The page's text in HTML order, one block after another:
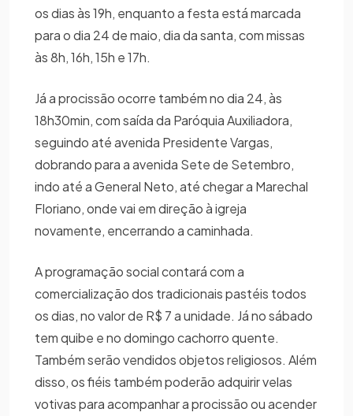
os dias às 19h, enquanto a festa está marcada
para o dia 24 de maio, dia da santa, com missas
às 8h, 16h, 15h e 17h.
Já a procissão ocorre também no dia 24, às
18h30min, com saída da Paróquia Auxiliadora,
seguindo até avenida Presidente Vargas,
dobrando para a avenida Sete de Setembro,
indo até a General Neto, até chegar a Marechal
Floriano, onde vai em direção à igreja
novamente, encerrando a caminhada.
A programação social contará com a
comercialização dos tradicionais pastéis todos
os dias, no valor de R$ 7 a unidade. Já no sábado
tem quibe e no domingo cachorro quente.
Também serão vendidos objetos religiosos. Além
disso, os fiéis também poderão adquirir velas
votivas para acompanhar a procissão ou acender